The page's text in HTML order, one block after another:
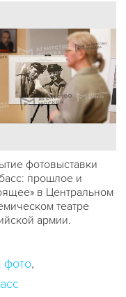
фотовыставки
прошлое и
в Центральном
театре
армии.
фото